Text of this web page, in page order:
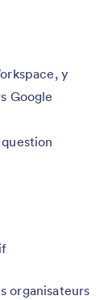
y
Google
organisateurs